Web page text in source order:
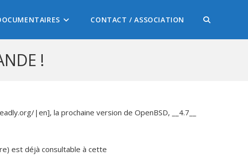
CONTACT / ASSOCIATION
!
|en], la prochaine version de OpenBSD, __4.7__
est déjà consultable à cette